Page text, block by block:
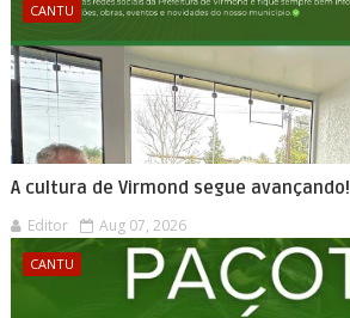
CANTU
A cultura de Virmond segue avançando!
Editor Aug 07, 2026
CANTU